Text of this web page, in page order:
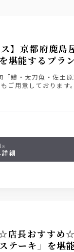
京都府鹿島
堪能するプラン
鱧・太刀魚・佐土
ご用意しております。
】にてご確認くださ
詳細
長おすすめ
テーキ」を堪